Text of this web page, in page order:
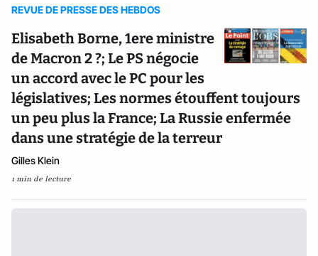
REVUE DE PRESSE DES HEBDOS
Elisabeth Borne, 1ere ministre
de Macron 2 ?; Le PS négocie
un accord avec le PC pour les
législatives; Les normes étouffent toujours
un peu plus la France; La Russie enfermée
dans une stratégie de la terreur
Gilles Klein
1 min de lecture